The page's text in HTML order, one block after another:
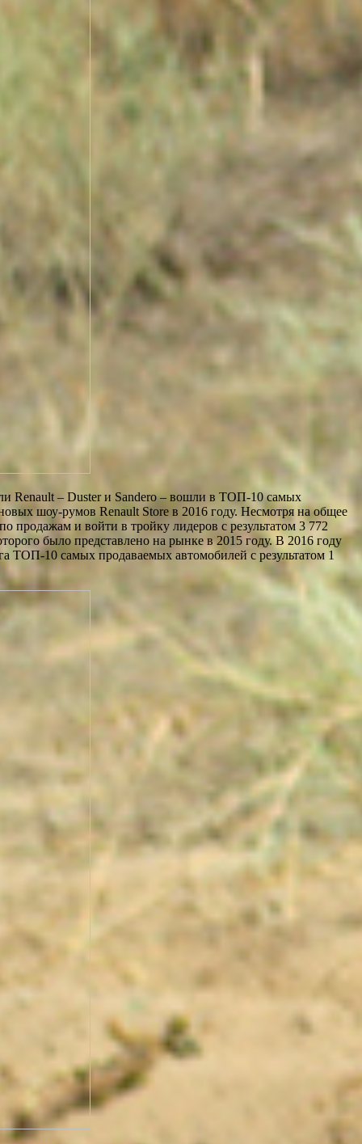
Renault – Duster и Sandero – вошли в ТОП-10 самых
шоу-румов Renault Store в 2016 году. Несмотря на общее
продажам и войти в тройку лидеров с результатом 3 772
было представлено на рынке в 2015 году. В 2016 году
ТОП-10 самых продаваемых автомобилей с результатом 1